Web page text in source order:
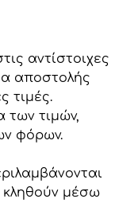
αντίστοιχες
αποστολής
τιμές.
των τιμών,
φόρων.
μέσω